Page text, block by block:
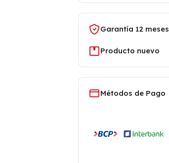
Garantía 12 meses
Producto nuevo
Métodos de Pago